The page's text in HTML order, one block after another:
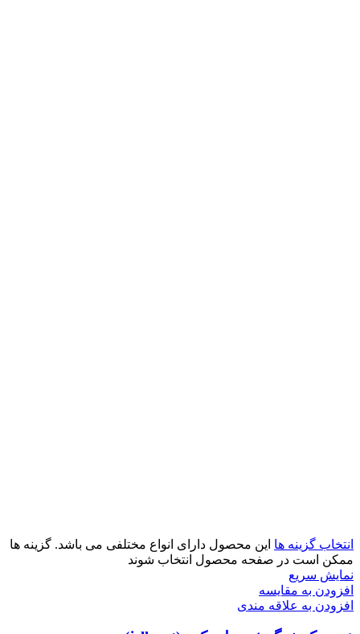
انتخاب گزینه ها این محصول دارای انواع مختلفی می باشد. گزینه ها
ممکن است در صفحه محصول انتخاب شوند
نمایش سریع
افزودن به مقایسه
افزودن به علاقه مندی